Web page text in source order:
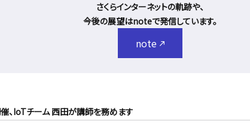
さくらインターネットの軌跡や、
今後の展望はnoteで発信しています。
note
、IoTチーム 西田が講師を務めます